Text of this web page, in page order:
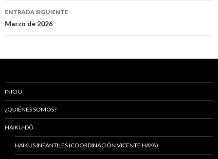
de
entradas
ENTRADA SIGUIENTE
Marzo de 2026
INICIO
¿QUIÉNES SOMOS?
HAIKU-DÔ
HAIKUS INFANTILES (COORDINACIÓN VICENTE HAYA)